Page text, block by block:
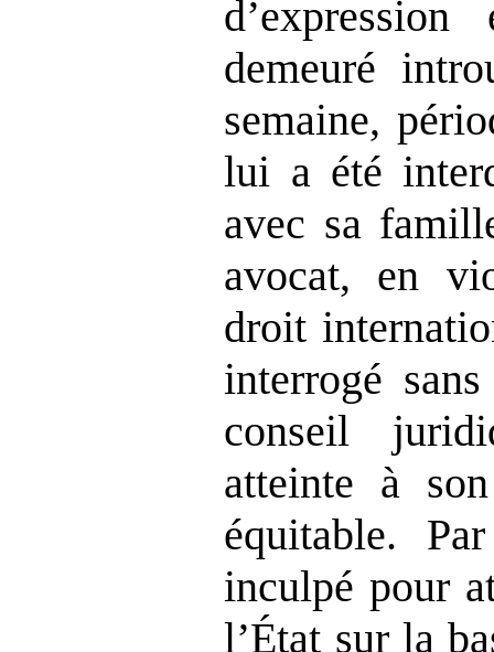
demeuré
semaine,
lui a été
avec sa
avocat, en
droit
interrogé
conseil
atteinte à
équitable.
inculpé pour
l’État sur la